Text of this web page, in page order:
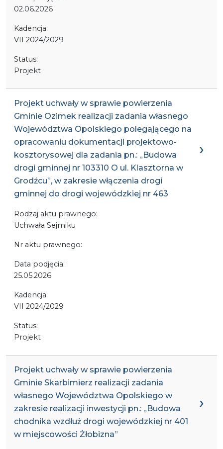
02.06.2026
Kadencja:
VII 2024/2029
Status:
Projekt
Projekt uchwały w sprawie powierzenia
Gminie Ozimek realizacji zadania własnego
Województwa Opolskiego polegającego na
opracowaniu dokumentacji projektowo-
kosztorysowej dla zadania pn.: „Budowa
drogi gminnej nr 103310 O ul. Klasztorna w
Grodźcu”, w zakresie włączenia drogi
gminnej do drogi wojewódzkiej nr 463
Rodzaj aktu prawnego:
Uchwała Sejmiku
Nr aktu prawnego:
Data podjęcia:
25.05.2026
Kadencja:
VII 2024/2029
Status:
Projekt
Projekt uchwały w sprawie powierzenia
Gminie Skarbimierz realizacji zadania
własnego Województwa Opolskiego w
zakresie realizacji inwestycji pn.: „Budowa
chodnika wzdłuż drogi wojewódzkiej nr 401
w miejscowości Żłobizna”